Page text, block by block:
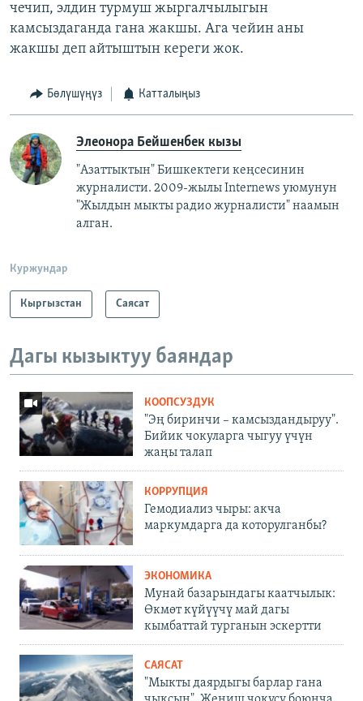
чечип, элдин турмуш жыргалчылыгын
камсыздаганда гана жакшы. Ага чейин аны
жакшы деп айтыштын кереги жок.
Бөлүшүңүз Катталыңыз
Элеонора Бейшенбек кызы
"Азаттыктын" Бишкектеги кеңсесинин
журналисти. 2009-жылы Internews уюмунун
"Жылдын мыкты радио журналисти" наамын
алган.
Куржундар
Кыргызстан Саясат
Дагы кызыктуу баяндар
КООПСУЗДУК
"Эң биринчи – камсыздандыруу".
Бийик чокуларга чыгуу үчүн
жаңы талап
КОРРУПЦИЯ
Гемодиализ чыры: акча
маркумдарга да которулганбы?
ЭКОНОМИКА
Мунай базарындагы каатчылык:
Өкмөт күйүүчү май дагы
кымбаттай турганын эскертти
САЯСАТ
"Мыкты даярдыгы барлар гана